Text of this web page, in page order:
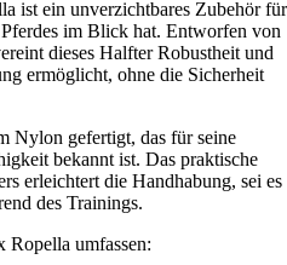
ist ein unverzichtbares Zubehör für
im Blick hat. Entworfen von
dieses Halfter Robustheit und
ermöglicht, ohne die Sicherheit
Nylon gefertigt, das für seine
bekannt ist. Das praktische
erleichtert die Handhabung, sei es
des Trainings.
Ropella umfassen: